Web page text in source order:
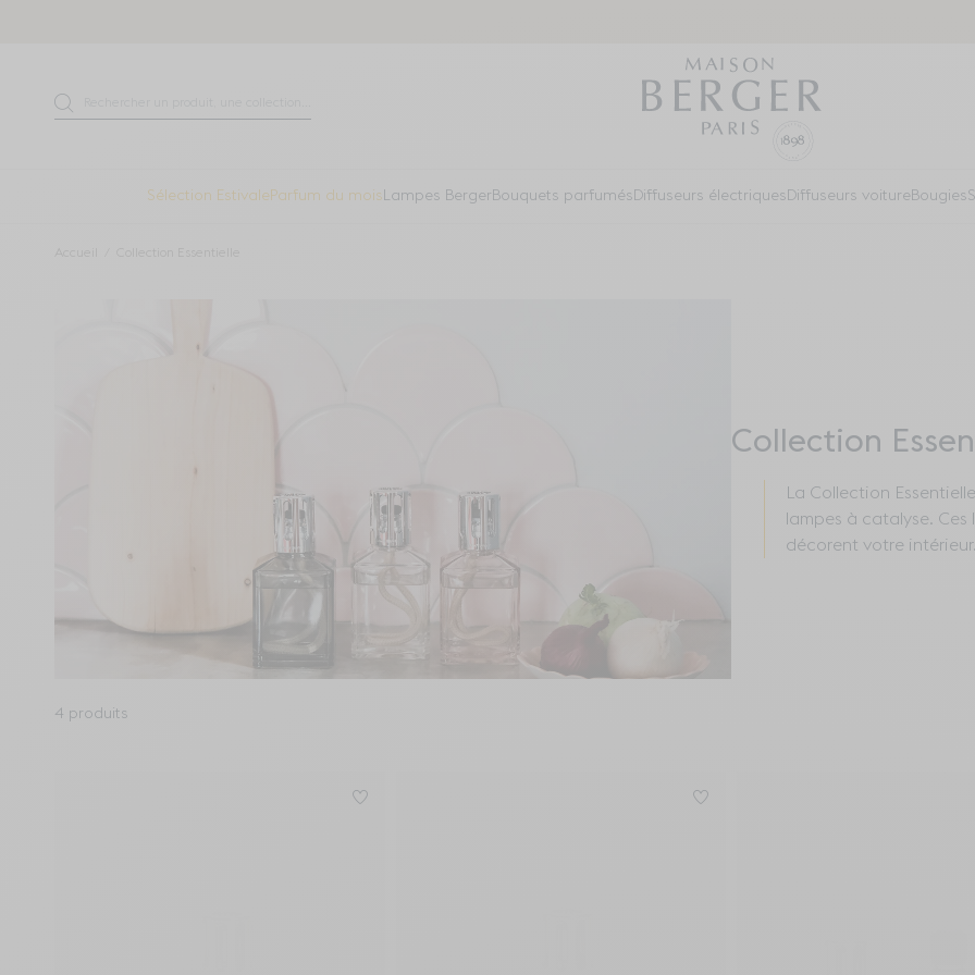
Recherche
Sélection Estivale Parfum du mois Lampes Berger Bouquets parfumés Diffuseurs électriques Diffuseurs voiture Bougies
Collection
La Collection
lampes à catalyse.
décorent votre intérieur.
4 produits
Connectez-vous pour ajouter Lampe Berger Carrée Nude à la wishlist
Connectez-vous pour ajouter